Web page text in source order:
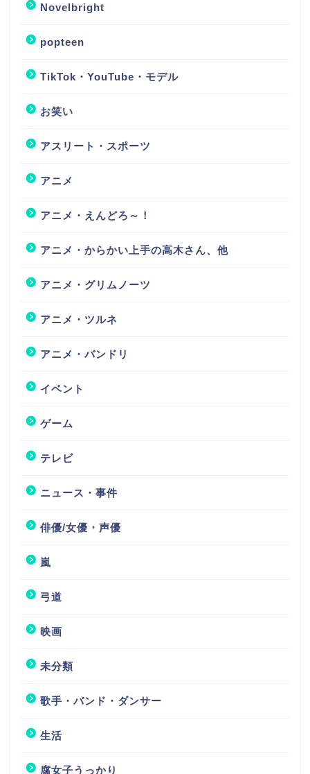
Novelbright
popteen
TikTok・YouTube・モデル
お笑い
アスリート・スポーツ
アニメ
アニメ・えんどろ～！
アニメ・からかい上手の高木さん、他
アニメ・グリムノーツ
アニメ・ツルネ
アニメ・バンドリ
イベント
ゲーム
テレビ
ニュース・事件
俳優/女優・声優
嵐
弓道
映画
未分類
歌手・バンド・ダンサー
生活
腐女子うっかり